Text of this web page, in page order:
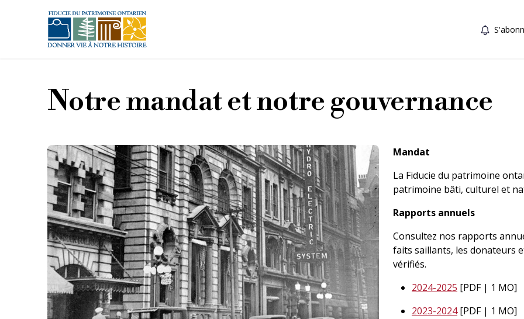
Notre mandat et notre gouvernance
Mandat
La Fiducie du patrimoine
patrimoine bâti, culturel et
Rapports annuels
Consultez nos rapports
faits saillants, les donateurs
vérifiés.
2024-2025 [PDF | 1 MO]
2023-2024[PDF | 1 MO]